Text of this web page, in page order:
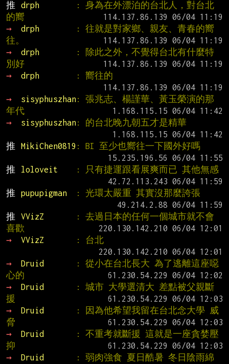
推
drph
: 身為在外漂泊的台北人，對台北
的嚮
→
drph
: 往就是對家鄉、親友、青春的嚮
往。
→
drph
: 除此之外，不覺得台北有什麼特
別好
→
drph
: 嚮往的
→
sisyphuszhan: 張兆志、楊謹華、黃玉榮演的那
年代
→
sisyphuszhan: 的台北晚九朝五才是精華
推
MikiChen0819 : BI 至少也嚮往一下國外好嗎
推
loloveit
: 只有捷運跟看展爽而已 其他無感
推
pupupigman
: 光環太嚴重 其實沒那麼誇張
推
VVizZ
: 去過日本的任何一個城市就不會
喜歡
→
VVizZ
: 台北
→
Druid
: 從小在台北長大 為了逃離這座噁
心的
→
Druid
: 城市 大學選清大 差點被父親斷
援
→
Druid
: 因為他希望我留在台北念大學 威
脅
→
Druid
: 不重考就斷援 這就是一座貪婪壓
抑
→
Druid
: 弱肉強食 夏日酷暑 冬日陰雨綿